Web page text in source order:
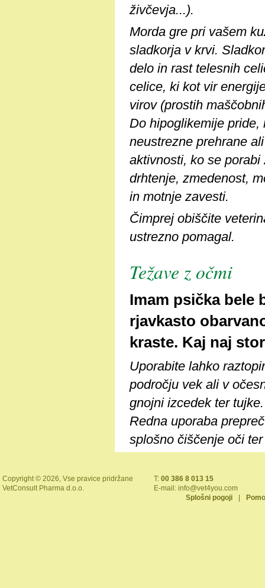
živčevja...).
Morda gre pri vašem
sladkorja v krvi.
delo in rast telesnih
celice, ki kot vir
virov (prostih
Do hipoglikemije
neustrezne prehrane
aktivnosti, ko se
drhtenje, zmedenost,
in motnje zavesti.
Čimprej obiščite
ustrezno pomagal.
Težave z očmi
Imam psička bele
rjavkasto
kraste. Kaj naj
Uporabite lahko
področju vek ali v
gnojni izcedek ter
Redna uporaba
splošno čiščenje oči
Copyright © 2026, Vse pravice pridržane
VetConsult Pharma d.o.o.
T: 00 386 8 013 15
E-mail: info@vet4you.com
Splošni pogoji